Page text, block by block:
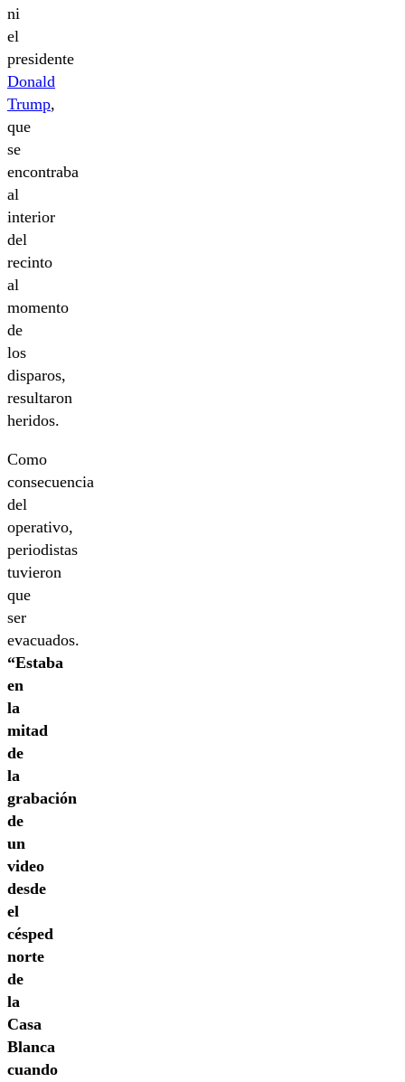
ni
el
presidente
Donald
Trump,
que
se
encontraba
al
interior
del
recinto
al
momento
de
los
disparos,
resultaron
heridos.
Como
consecuencia
del
operativo,
periodistas
tuvieron
que
ser
evacuados.
“Estaba
en
la
mitad
de
la
grabación
de
un
video
desde
el
césped
norte
de
la
Casa
Blanca
cuando